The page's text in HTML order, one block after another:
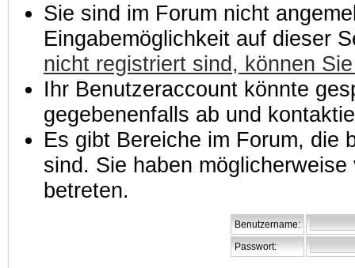
Sie sind im Forum nicht
Eingabemöglichkeit auf dieser
nicht registriert sind, können
Ihr Benutzeraccount könnte
gegebenenfalls ab und
Es gibt Bereiche im Forum, die
sind. Sie haben
betreten.
Benutzername:
Passwort: